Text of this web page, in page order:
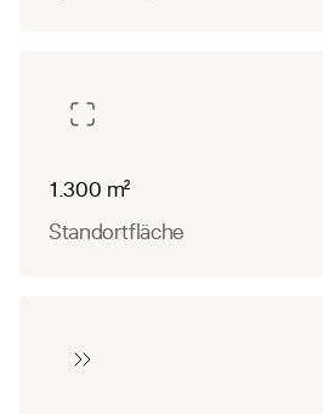
1.300 m²
Standortfläche